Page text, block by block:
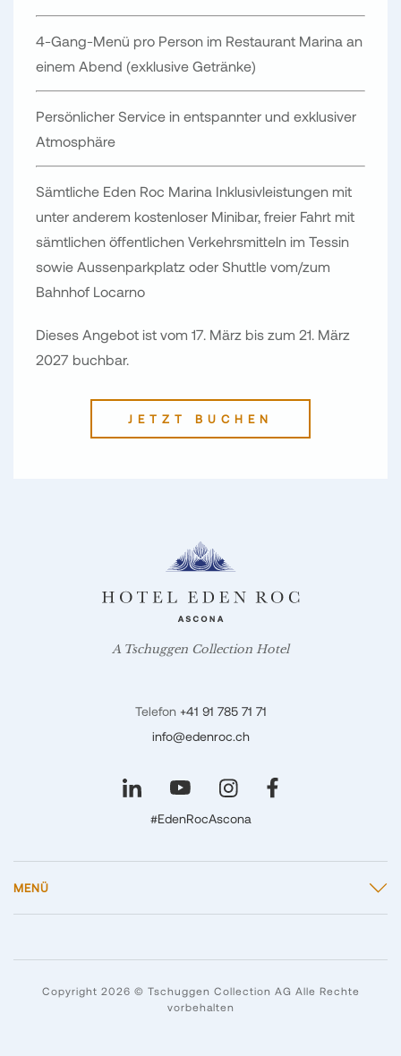
4-Gang-Menü pro Person im Restaurant Marina an
einem Abend (exklusive Getränke)
Persönlicher Service in entspannter und exklusiver
Atmosphäre
Sämtliche Eden Roc Marina Inklusivleistungen mit
unter anderem kostenloser Minibar, freier Fahrt mit
sämtlichen öffentlichen Verkehrsmitteln im Tessin
sowie Aussenparkplatz oder Shuttle vom/zum
Bahnhof Locarno
Dieses Angebot ist vom 17. März bis zum 21. März
2027 buchbar.
JETZT BUCHEN
Telefon +41 91 785 71 71
info@edenroc.ch
A Tschuggen Collection Hotel
#EdenRocAscona
MENÜ
Copyright 2026 © Tschuggen Collection AG Alle Rechte
vorbehalten